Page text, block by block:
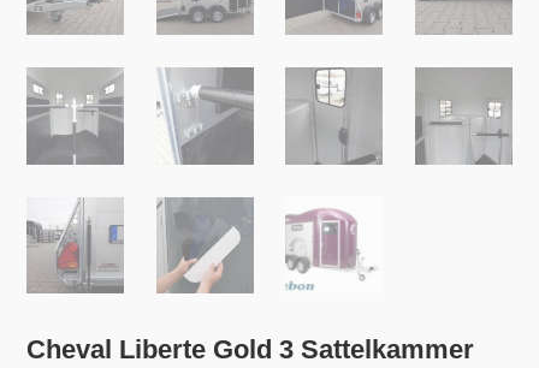
Cheval Liberte Gold 3 Sattelkammer